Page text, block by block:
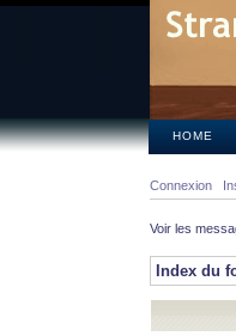
HOME
Connexion
Voir les
Index du